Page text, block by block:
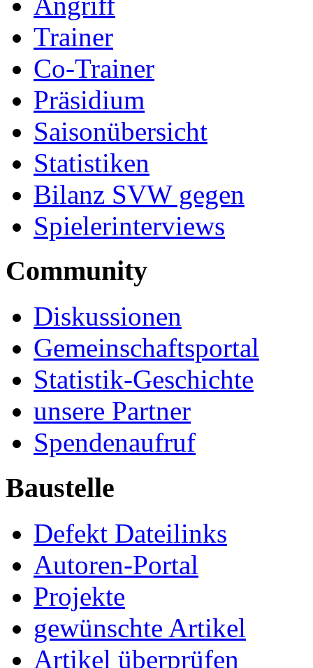
Trainer
Co-Trainer
Präsidium
Saisonübersicht
Statistiken
Bilanz SVW gegen
Spielerinterviews
Community
Diskussionen
Gemeinschaftsportal
Statistik-Geschichte
unsere Partner
Spendenaufruf
Baustelle
Defekt Dateilinks
Autoren-Portal
Projekte
gewünschte Artikel
Artikel überprüfen